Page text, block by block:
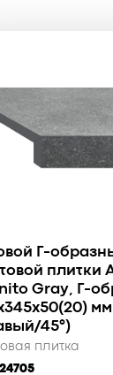
Г-
плитки
Gray, Г-
мм
45°)
плитка
24705